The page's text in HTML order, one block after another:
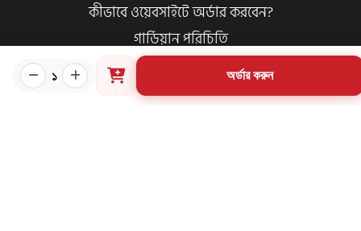
১ অর্ডার করুন
কীভাবে ওয়েবসাইটে অর্ডার করবেন?
গার্ডিয়ান পরিচিতি
পাণ্ডুলিপি শর্তাবলী
যোগাযোগ